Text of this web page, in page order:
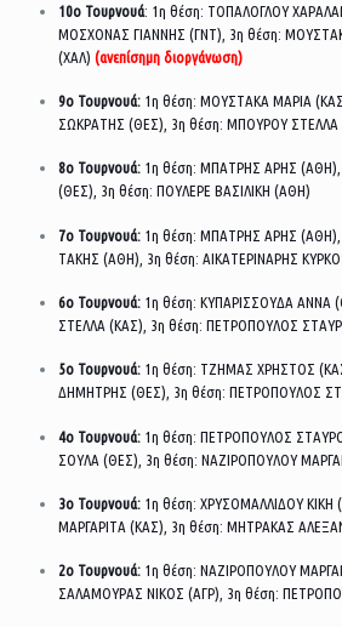
10ο Τουρνουά: 1η θέση: ΤΟΠΑΛΟΓΛΟΥ
ΜΟΣΧΟΝΑΣ ΓΙΑΝΝΗΣ (ΓΝΤ), 3η θέση:
(ΧΑΛ) (ανεπίσημη διοργάνωση)
9ο Τουρνουά: 1η θέση: ΜΟΥΣΤΑΚΑ ΜΑΡΙΑ
ΣΩΚΡΑΤΗΣ (ΘΕΣ), 3η θέση: ΜΠΟΥΡΟΥ ΣΤΕΛΛΑ
8ο Τουρνουά: 1η θέση: ΜΠΑΤΡΗΣ ΑΡΗΣ
(ΘΕΣ), 3η θέση: ΠΟΥΛΕΡΕ ΒΑΣΙΛΙΚΗ (ΑΘΗ)
7ο Τουρνουά: 1η θέση: ΜΠΑΤΡΗΣ ΑΡΗΣ
ΤΑΚΗΣ (ΑΘΗ), 3η θέση: ΑΙΚΑΤΕΡΙΝΑΡΗΣ
6ο Τουρνουά: 1η θέση: ΚΥΠΑΡΙΣΣΟΥΔΑ ΑΝΝΑ
ΣΤΕΛΛΑ (ΚΑΣ), 3η θέση: ΠΕΤΡΟΠΟΥΛΟΣ
5ο Τουρνουά: 1η θέση: ΤΖΗΜΑΣ ΧΡΗΣΤΟΣ
ΔΗΜΗΤΡΗΣ (ΘΕΣ), 3η θέση: ΠΕΤΡΟΠΟΥΛΟΣ
4ο Τουρνουά: 1η θέση: ΠΕΤΡΟΠΟΥΛΟΣ
ΣΟΥΛΑ (ΘΕΣ), 3η θέση: ΝΑΖΙΡΟΠΟΥΛΟΥ
3ο Τουρνουά: 1η θέση: ΧΡΥΣΟΜΑΛΛΙΔΟΥ
ΜΑΡΓΑΡΙΤΑ (ΚΑΣ), 3η θέση: ΜΗΤΡΑΚΑΣ
2ο Τουρνουά: 1η θέση: ΝΑΖΙΡΟΠΟΥΛΟΥ
ΣΑΛΑΜΟΥΡΑΣ ΝΙΚΟΣ (ΑΓΡ), 3η θέση: